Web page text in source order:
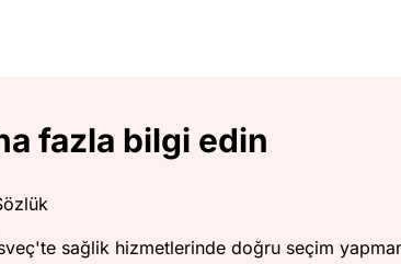
fazla bilgi edin
sağlik hizmetlerinde doğru seçim